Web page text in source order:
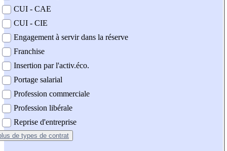
CUI - CAE
CUI - CIE
Engagement à servir dans la réserve
Franchise
Insertion par l'activ.éco.
Portage salarial
Profession commerciale
Profession libérale
Reprise d'entreprise
de types de contrat